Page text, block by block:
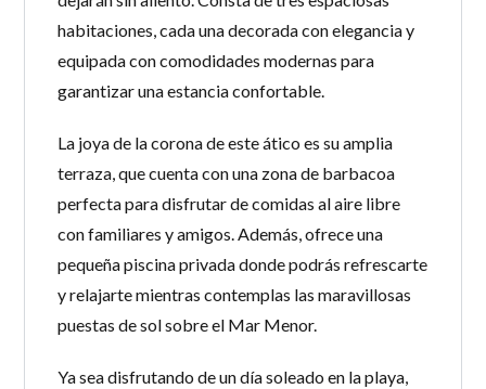
habitaciones, cada una decorada con elegancia y
equipada con comodidades modernas para
garantizar una estancia confortable.
La joya de la corona de este ático es su amplia
terraza, que cuenta con una zona de barbacoa
perfecta para disfrutar de comidas al aire libre
con familiares y amigos. Además, ofrece una
pequeña piscina privada donde podrás refrescarte
y relajarte mientras contemplas las maravillosas
puestas de sol sobre el Mar Menor.
Ya sea disfrutando de un día soleado en la playa,